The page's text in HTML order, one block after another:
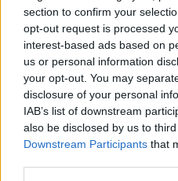
section to confirm your
opt-out request is processed
interest-based ads based on
us or personal information
your opt-out. You may
disclosure of your personal
IAB’s list of downstream
also be disclosed by us to
Downstream Participants that
appunto di scelta, di
trova oggi il mondo
Andrew Harlan entrò